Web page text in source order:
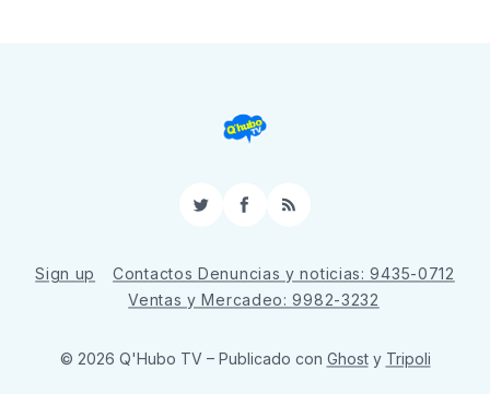
TwitterFacebook
RSS
Sign up
Contactos Denuncias y noticias: 9435-0712
Ventas y Mercadeo: 9982-3232
© 2026 Q'Hubo TV – Publicado con Ghosty Tripoli